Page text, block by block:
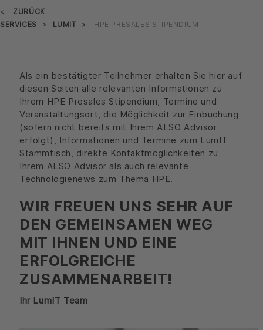
ZURÜCK
SERVICES
LUMIT HPE PRESALES STIPENDIUM
Als ein bestätigter Teilnehmer erhalten Sie hier auf
diesen Seiten alle relevanten Informationen zu
Ihrem HPE Presales Stipendium, Termine und
Veranstaltungsort, die Möglichkeit zur Einbuchung
(sofern nicht bereits mit Ihrem ALSO Advisor
erfolgt), Informationen und Termine zum LumIT
Stammtisch, direkte Kontaktmöglichkeiten zu
Ihrem ALSO Advisor als auch relevante
Technologienews zum Thema HPE.
WIR FREUEN UNS SEHR AUF
DEN GEMEINSAMEN WEG
MIT IHNEN UND EINE
ERFOLGREICHE
ZUSAMMENARBEIT!
Ihr LumIT Team